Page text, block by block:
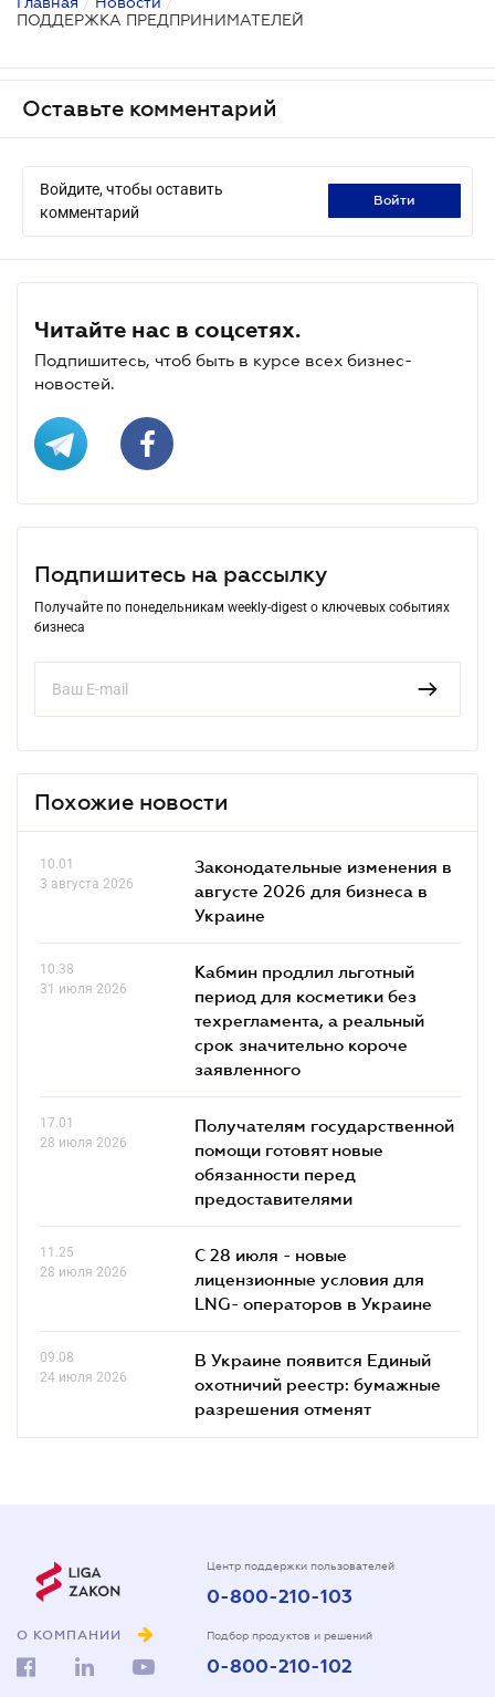
ПОДДЕРЖКА ПРЕДПРИНИМАТЕЛЕЙ
Оставьте комментарий
Войдите, чтобы оставить
комментарий
войти
Читайте нас в соцсетях.
Подпишитесь, чтоб быть в курсе всех бизнес-
новостей.
Подпишитесь на рассылку
Получайте по понедельникам weekly-digest о ключевых событиях
бизнеса
Похожие новости
10.01
3 августа 2026
Законодательные изменения в
августе 2026 для бизнеса в
Украине
10.38
31 июля 2026
Кабмин продлил льготный
период для косметики без
техрегламента, а реальный
срок значительно короче
заявленного
17.01
28 июля 2026
Получателям государственной
помощи готовят новые
обязанности перед
предоставителями
11.25
28 июля 2026
С 28 июля - новые
лицензионные условия для
LNG- операторов в Украине
09.08
24 июля 2026
В Украине появится Единый
охотничий реестр: бумажные
разрешения отменят
О КОМПАНИИ
Центр поддержки пользователей
0-800-210-103
Подбор продуктов и решений
0-800-210-102